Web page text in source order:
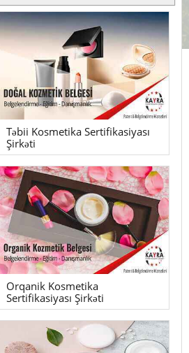
Təbii Kosmetika Sertifikasiyası
Şirkəti
Orqanik Kosmetika
Sertifikasiyası Şirkəti